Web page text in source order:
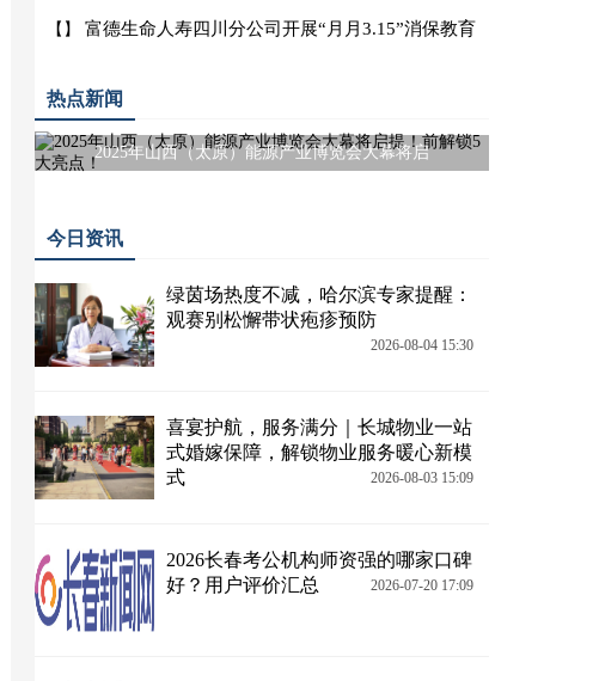
【】 富德生命人寿四川分公司开展“月月3.15”消保教育
热点新闻
2025年山西（太原）能源产业博览会大幕将启
今日资讯
绿茵场热度不减，哈尔滨专家提醒：
观赛别松懈带状疱疹预防
2026-08-04 15:30
喜宴护航，服务满分｜长城物业一站
式婚嫁保障，解锁物业服务暖心新模
式
2026-08-03 15:09
2026长春考公机构师资强的哪家口碑
好？用户评价汇总
2026-07-20 17:09